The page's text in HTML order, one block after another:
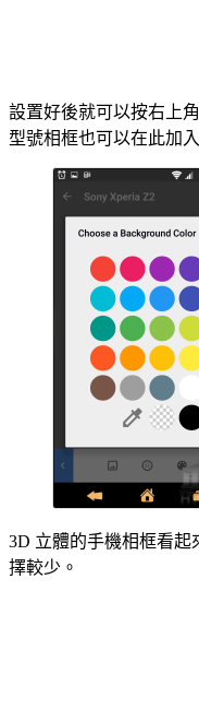
設置好後就可以按右上
型號相框也可以在此加
3D 立體的手機相框看
擇較少。